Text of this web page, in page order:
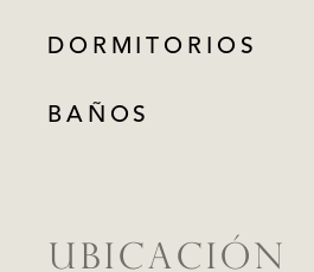
DORMITORIOS
BAÑOS
UBICACIÓN